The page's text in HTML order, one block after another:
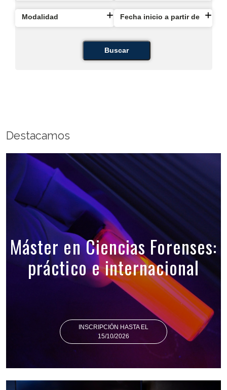
Modalidad Fecha inicio a partir de
Buscar
Destacamos
Máster en Ciencias Forenses:
práctico e internacional
INSCRIPCIÓN HASTA EL
15/10/2026